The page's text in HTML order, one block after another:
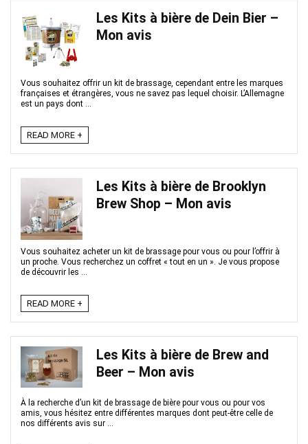
Les Kits à bière de Dein Bier –
Mon avis
Vous souhaitez offrir un kit de brassage, cependant entre les marques
françaises et étrangères, vous ne savez pas lequel choisir. L’Allemagne
est un pays dont ...
READ MORE +
Les Kits à bière de Brooklyn
Brew Shop – Mon avis
Vous souhaitez acheter un kit de brassage pour vous ou pour l’offrir à
un proche. Vous recherchez un coffret « tout en un ». Je vous propose
de découvrir les ...
READ MORE +
Les Kits à bière de Brew and
Beer – Mon avis
À la recherche d’un kit de brassage de bière pour vous ou pour vos
amis, vous hésitez entre différentes marques dont peut-être celle de
nos différents avis sur ...